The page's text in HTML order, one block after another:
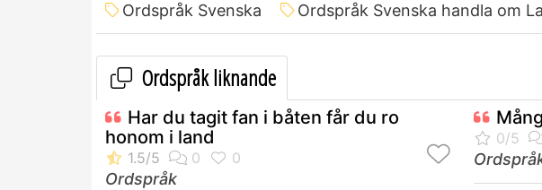
Ordspråk Svenska Ordspråk Svenska handla om
Ordspråk liknande
Har du tagit fan i båten får du ro
honom i land
Ordspråk